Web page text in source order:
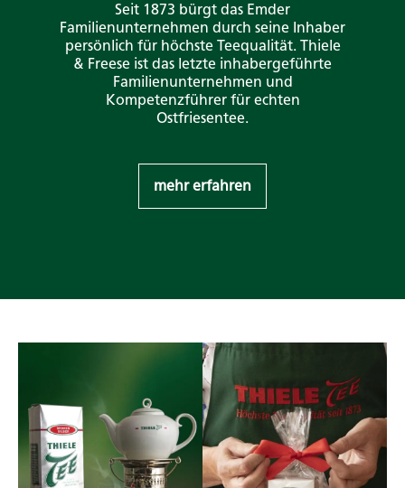
Seit 1873 bürgt das Emder
Familienunternehmen durch seine Inhaber
persönlich für höchste Teequalität. Thiele
& Freese ist das letzte inhabergeführte
Familienunternehmen und
Kompetenzführer für echten
Ostfriesentee.
mehr erfahren